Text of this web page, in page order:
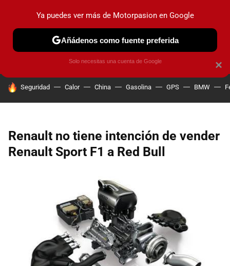
PRUEBAS COCHES ELÉCTRICOS OBSERVATORIO
HOY SE HABLA DE
Seguridad Calor China Gasolina GPS BMW
Renault no tiene intención de vender
Renault Sport F1 a Red Bull
×
Ya puedes ver más de Motorpasion en Google
Añádenos como fuente preferida
Solo necesitas una cuenta de Google